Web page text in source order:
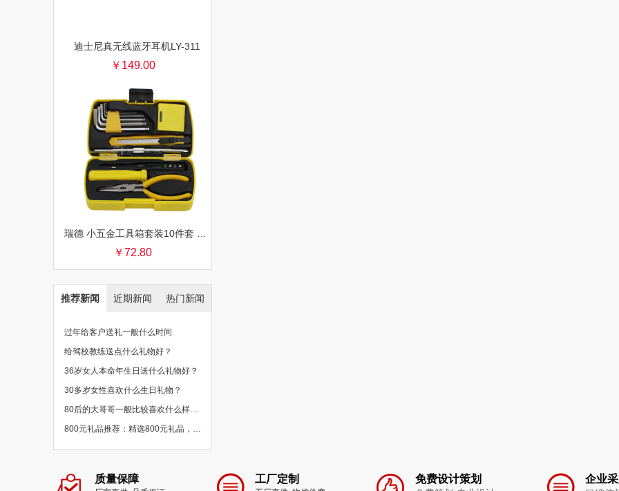
迪士尼真无线蓝牙耳机LY-311
￥149.00
￥72.80
推荐新闻 近期新闻 热门新闻
过年给客户送礼一般什么时间
给驾校教练送点什么礼物好？
36岁女人本命年生日送什么礼物好？
30多岁女性喜欢什么生日礼物？
80后的大哥哥一般比较喜欢什么样的礼物？
800元礼品推荐：精选800元礼品，物超所值
质量保障 工厂定制 免费设计策划 企业